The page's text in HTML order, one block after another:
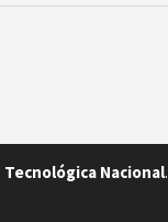
Tecnológica Nacional.